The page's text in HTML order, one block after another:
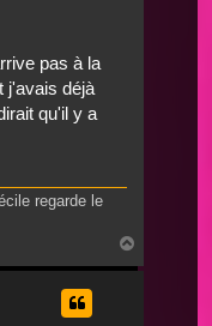
pas à la
j'avais déjà
qu'il y a
regarde le
oben